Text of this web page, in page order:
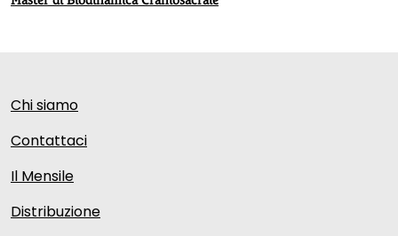
Chi siamo
Contattaci
Il Mensile
Distribuzione